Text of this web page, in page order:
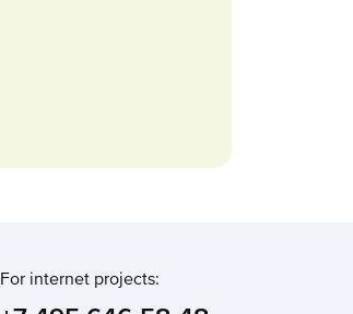
For internet projects: